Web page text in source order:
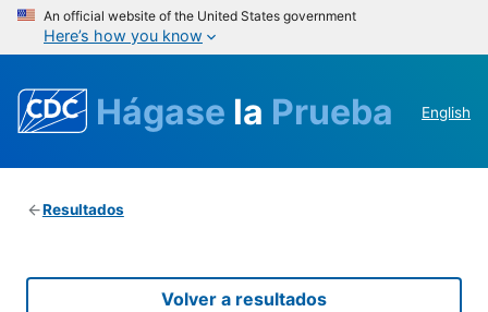
An official website of the United States government
Here’s how you know
Hágase la Prueba English
Resultados
Volver a resultados